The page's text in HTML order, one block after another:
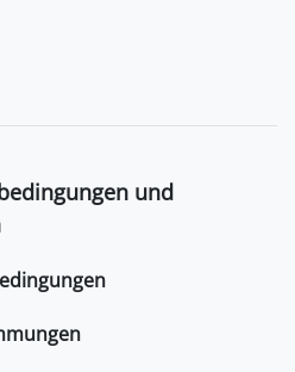
und